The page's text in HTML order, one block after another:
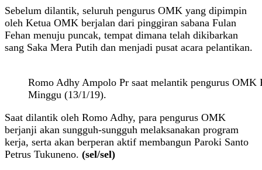
Sebelum dilantik, seluruh pengurus OMK yang dipimpin
oleh Ketua OMK berjalan dari pinggiran sabana Fulan
Fehan menuju puncak, tempat dimana telah dikibarkan
sang Saka Mera Putih dan menjadi pusat acara pelantikan.
Romo Adhy Ampolo Pr saat melantik pengurus OMK
Minggu (13/1/19).
Saat dilantik oleh Romo Adhy, para pengurus OMK
berjanji akan sungguh-sungguh melaksanakan program
kerja, serta akan berperan aktif membangun Paroki Santo
Petrus Tukuneno. (sel/sel)